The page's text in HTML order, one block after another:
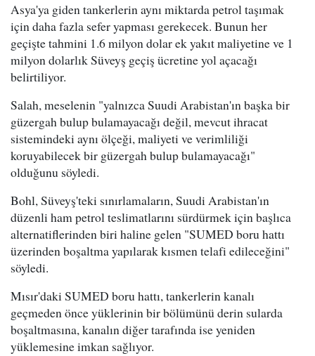
Asya'ya giden tankerlerin aynı miktarda petrol taşımak
için daha fazla sefer yapması gerekecek. Bunun her
geçişte tahmini 1.6 milyon dolar ek yakıt maliyetine ve 1
milyon dolarlık Süveyş geçiş ücretine yol açacağı
belirtiliyor.
Salah, meselenin "yalnızca Suudi Arabistan'ın başka bir
güzergah bulup bulamayacağı değil, mevcut ihracat
sistemindeki aynı ölçeği, maliyeti ve verimliliği
koruyabilecek bir güzergah bulup bulamayacağı"
olduğunu söyledi.
Bohl, Süveyş'teki sınırlamaların, Suudi Arabistan'ın
düzenli ham petrol teslimatlarını sürdürmek için başlıca
alternatiflerinden biri haline gelen "SUMED boru hattı
üzerinden boşaltma yapılarak kısmen telafi edileceğini"
söyledi.
Mısır'daki SUMED boru hattı, tankerlerin kanalı
geçmeden önce yüklerinin bir bölümünü derin sularda
boşaltmasına, kanalın diğer tarafında ise yeniden
yüklemesine imkan sağlıyor.